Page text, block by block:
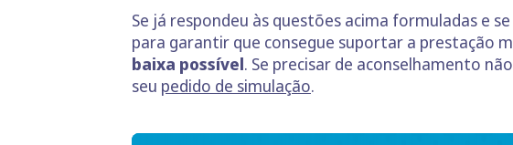
Se já respondeu às questões acima formuladas e
para garantir que consegue suportar a prestação
baixa possível. Se precisar de aconselhamento
seu pedido de simulação.